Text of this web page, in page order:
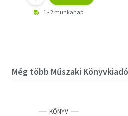
1 - 2 munkanap
Még több Műszaki Könyvkiadó
KÖNYV